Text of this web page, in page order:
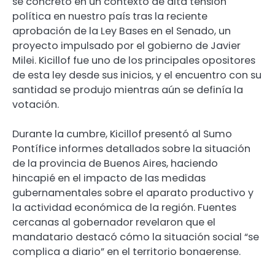
política en nuestro país tras la reciente
aprobación de la Ley Bases en el Senado, un
proyecto impulsado por el gobierno de Javier
Milei. Kicillof fue uno de los principales opositores
de esta ley desde sus inicios, y el encuentro con su
santidad se produjo mientras aún se definía la
votación.
Durante la cumbre, Kicillof presentó al Sumo
Pontífice informes detallados sobre la situación
de la provincia de Buenos Aires, haciendo
hincapié en el impacto de las medidas
gubernamentales sobre el aparato productivo y
la actividad económica de la región. Fuentes
cercanas al gobernador revelaron que el
mandatario destacó cómo la situación social “se
complica a diario” en el territorio bonaerense.